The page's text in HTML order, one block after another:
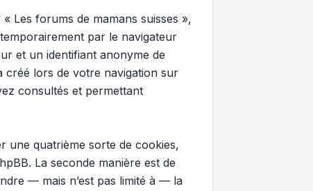
Les forums de mamans suisses »,
par le navigateur
et un identifiant anonyme de
créé lors de votre navigation sur
consultés et permettant
une quatrième sorte de cookies,
La seconde manière est de
— mais n’est pas limité à — la